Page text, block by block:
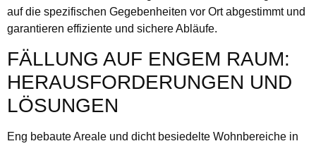
auf die spezifischen Gegebenheiten vor Ort abgestimmt und
garantieren effiziente und sichere Abläufe.
FÄLLUNG AUF ENGEM RAUM:
HERAUSFORDERUNGEN UND
LÖSUNGEN
Eng bebaute Areale und dicht besiedelte Wohnbereiche in